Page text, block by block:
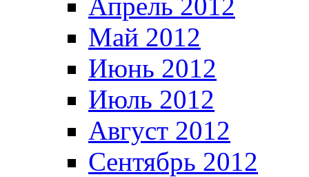
Май 2012
Июнь 2012
Июль 2012
Август 2012
Сентябрь 2012